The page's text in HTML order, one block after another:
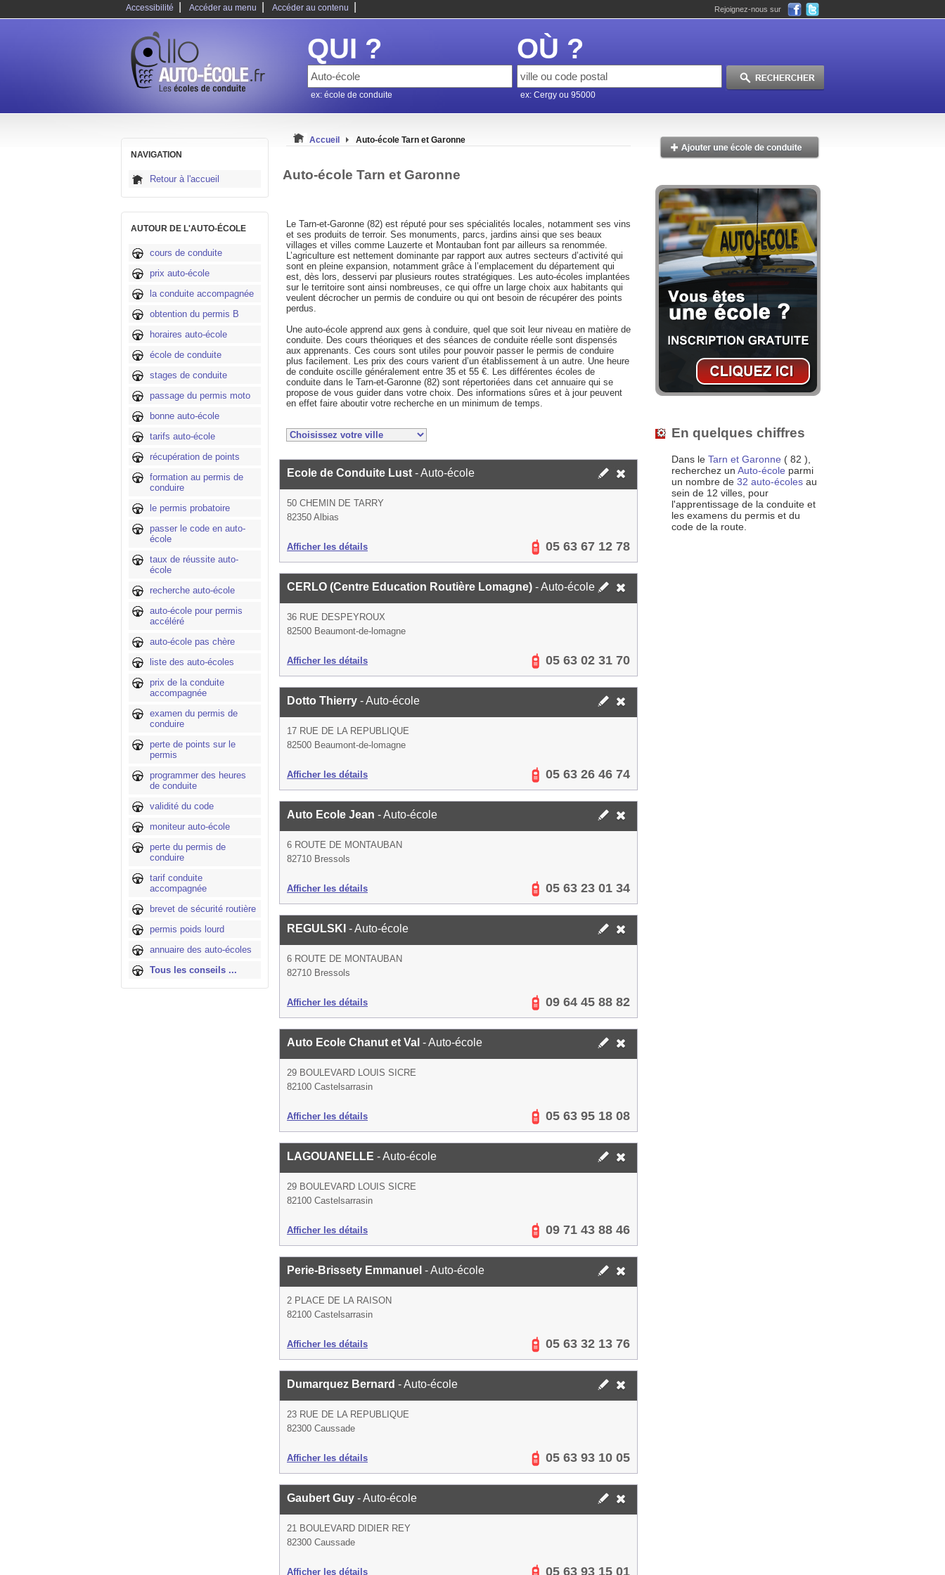
Accessibilité Accéder au menu Accéder au contenu Rejoignez-nous sur
QUI ?
ex: école de conduite
OÙ ?
ex: Cergy ou 95000
NAVIGATION
Retour à l'accueil
AUTOUR DE L'AUTO-ÉCOLE
cours de conduite
prix auto-école
la conduite accompagnée
obtention du permis B
horaires auto-école
école de conduite
stages de conduite
passage du permis moto
bonne auto-école
tarifs auto-école
récupération de points
formation au permis de
conduire
le permis probatoire
passer le code en auto-
école
taux de réussite auto-
école
recherche auto-école
auto-école pour permis
accéléré
auto-école pas chère
liste des auto-écoles
prix de la conduite
accompagnée
examen du permis de
conduire
perte de points sur le
permis
programmer des heures
de conduite
validité du code
moniteur auto-école
perte du permis de
conduire
tarif conduite
accompagnée
brevet de sécurité routière
permis poids lourd
annuaire des auto-écoles
Tous les conseils ...
Accueil Auto-école Tarn et Garonne
Auto-école Tarn et Garonne
Le Tarn-et-Garonne (82) est réputé pour ses spécialités locales, notamment ses vins
et ses produits de terroir. Ses monuments, parcs, jardins ainsi que ses beaux
villages et villes comme Lauzerte et Montauban font par ailleurs sa renommée.
L’agriculture est nettement dominante par rapport aux autres secteurs d’activité qui
sont en pleine expansion, notamment grâce à l’emplacement du département qui
est, dès lors, desservi par plusieurs routes stratégiques. Les auto-écoles implantées
sur le territoire sont ainsi nombreuses, ce qui offre un large choix aux habitants qui
veulent décrocher un permis de conduire ou qui ont besoin de récupérer des points
perdus.
Une auto-école apprend aux gens à conduire, quel que soit leur niveau en matière de
conduite. Des cours théoriques et des séances de conduite réelle sont dispensés
aux apprenants. Ces cours sont utiles pour pouvoir passer le permis de conduire
plus facilement. Les prix des cours varient d’un établissement à un autre. Une heure
de conduite oscille généralement entre 35 et 55 €. Les différentes écoles de
conduite dans le Tarn-et-Garonne (82) sont répertoriées dans cet annuaire qui se
propose de vous guider dans votre choix. Des informations sûres et à jour peuvent
en effet faire aboutir votre recherche en un minimum de temps.
Ecole de Conduite Lust - Auto-école
50 CHEMIN DE TARRY
82350 Albias
Afficher les détails 05 63 67 12 78
CERLO (Centre Education Routière Lomagne) - Auto-école
36 RUE DESPEYROUX
82500 Beaumont-de-lomagne
Afficher les détails 05 63 02 31 70
Dotto Thierry - Auto-école
17 RUE DE LA REPUBLIQUE
82500 Beaumont-de-lomagne
Afficher les détails 05 63 26 46 74
Auto Ecole Jean - Auto-école
6 ROUTE DE MONTAUBAN
82710 Bressols
Afficher les détails 05 63 23 01 34
REGULSKI - Auto-école
6 ROUTE DE MONTAUBAN
82710 Bressols
Afficher les détails 09 64 45 88 82
Auto Ecole Chanut et Val - Auto-école
29 BOULEVARD LOUIS SICRE
82100 Castelsarrasin
Afficher les détails 05 63 95 18 08
LAGOUANELLE - Auto-école
29 BOULEVARD LOUIS SICRE
82100 Castelsarrasin
Afficher les détails 09 71 43 88 46
Perie-Brissety Emmanuel - Auto-école
2 PLACE DE LA RAISON
82100 Castelsarrasin
Afficher les détails 05 63 32 13 76
Dumarquez Bernard - Auto-école
23 RUE DE LA REPUBLIQUE
82300 Caussade
Afficher les détails 05 63 93 10 05
Gaubert Guy - Auto-école
21 BOULEVARD DIDIER REY
82300 Caussade
Afficher les détails 05 63 93 15 01
En quelques chiffres
Dans le Tarn et Garonne ( 82 ),
recherchez un Auto-école parmi
un nombre de 32 auto-écoles au
sein de 12 villes, pour
l'apprentissage de la conduite et
les examens du permis et du
code de la route.